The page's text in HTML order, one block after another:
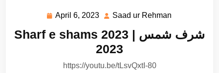
April 6, 2023 April
2023
Saad ur Rehman
Rehman
Sharf e shams 2023 | شرف شمس
2023
https://youtu.be/tLsvQxtI-80